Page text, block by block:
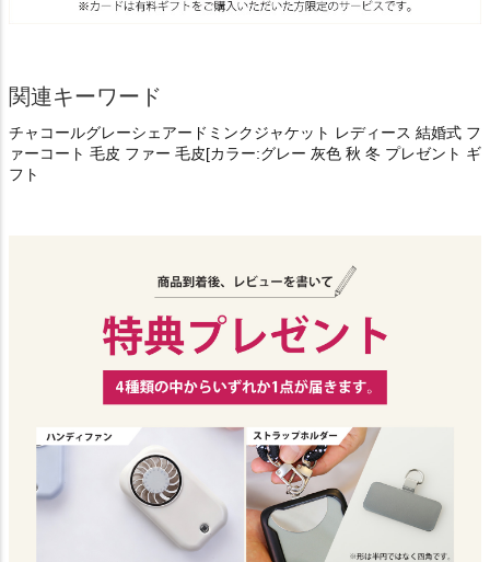
関連キーワード
チャコールグレーシェアードミンクジャケット レディース 結婚式 フ
ァーコート 毛皮 ファー 毛皮[カラー:グレー 灰色 秋 冬 プレゼント ギ
フト